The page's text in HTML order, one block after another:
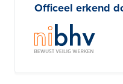
Officeel erkend